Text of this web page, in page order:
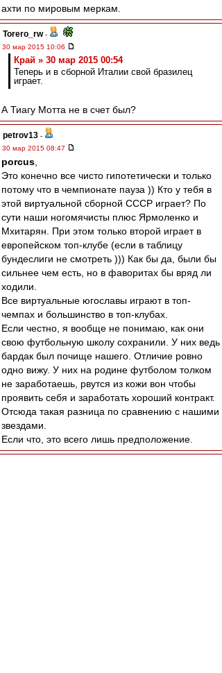
ахти по мировым меркам.
Torero_rw-
30 мар 2015 10:06
Край » 30 мар 2015 00:54
Теперь и в сборной Италии свой бразилец
играет.
А Тиагу Мотта не в счет был?
petrov13 -
30 мар 2015 08:47
porcus
Это конечно все чисто гипотетически и только
потому что в чемпионате пауза )) Кто у тебя в
этой виртуальной сборной СССР играет? По
сути наши ногомячисты плюс Ярмоленко и
Мхитарян. При этом только второй играет в
европейском топ-клубе (если в таблицу
бундеслиги не смотреть ))) Как бы да, были бы
сильнее чем есть, но в фаворитах бы вряд ли
ходили.
Все виртуальные югославы играют в топ-
чемпах и большинство в топ-клубах.
Если честно, я вообще не понимаю, как они
свою футбольную школу сохранили. У них ведь
бардак был почище нашего. Отличие ровно
одно вижу. У них на родине футболом толком
не заработаешь, рвутся из кожи вон чтобы
проявить себя и заработать хороший контракт.
Отсюда такая разница по сравнению с нашими
звездами.
Если что, это всего лишь предположение.